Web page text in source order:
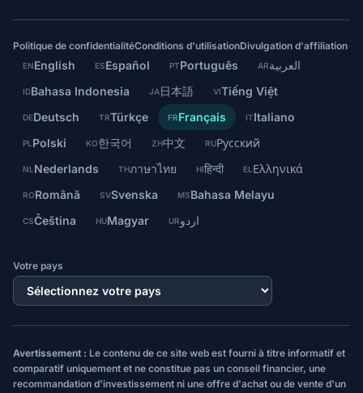
Politique de confidentialitéConditions d'utilisationDivulgation d'affiliation
ENEnglish ESEspañol PTPortuguês ARالعربية
IDBahasa Indonesia JA日本語 VITiếng Việt
DEDeutsch TRTürkçe FRFrançais ITItaliano
PL Polski KO한국어 ZH中文 RUРусский
NL Nederlands THภาษาไทย HIहिन्दी EL Ελληνικά
RORomână SVSvenska MSBahasa Melayu
CSČeština HUMagyar URاردو
Votre pays
Avertissement : Le contenu de ce site web est fourni à titre informatif et
comparatif uniquement et ne constitue pas un conseil financier, une
recommandation d'investissement ni une offre d'achat ou de vente d'un